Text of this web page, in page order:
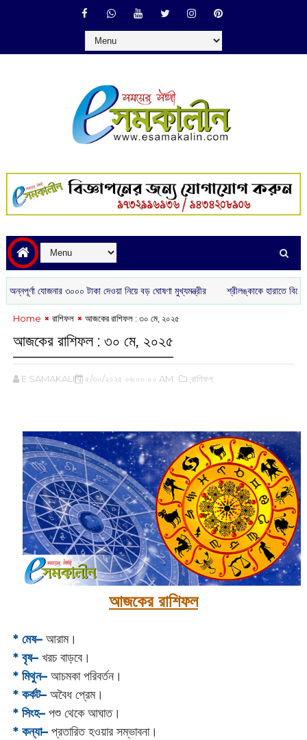
যোজনার ৩০০০ টাকা দেওয়া নিয়ে বড় ঘোষণা মুখ্যমন্ত্রীর শ্রীলঙ্কাকে হারাতে বিশেষ
Home রাশিফল আজকের রাশিফল : ৩০ মে, ২০২৫
আজকের রাশিফল : ৩০ মে, ২০২৫
E SAMAKALIN ৫/৩০/২০২৫ ০৬:০০:০০ AM ,রাশিফল
আজকের রাশিফল
* মেষ–আরাম।
* বৃষ–খরচ বাড়বে।
* মিথুন–আচমকা পরিবর্তন।
* কর্কট–অবৈধ প্রেম।
* সিংহ–পশু থেকে আঘাত।
* কন্যা–প্রতারিত হওয়ার সম্ভাবনা।